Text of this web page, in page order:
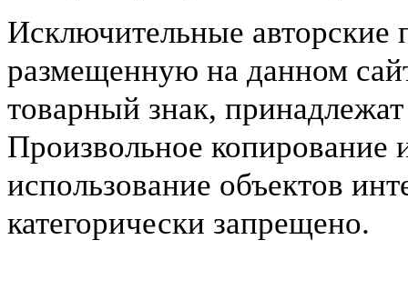
Исключительные
размещенную на данном
товарный знак,
Произвольное копирование
использование объектов
категорически запрещено.